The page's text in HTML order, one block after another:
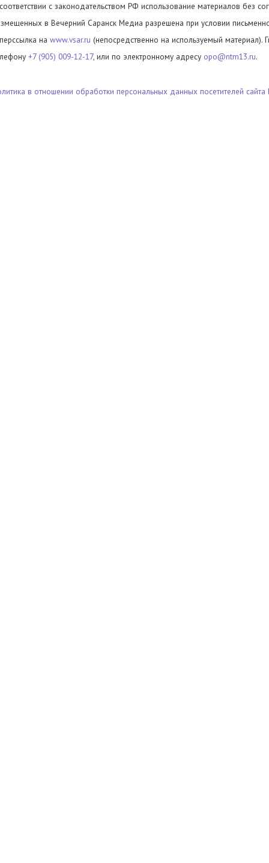
с законодательством РФ использование материалов без
в Вечерний Саранск Медиа разрешена при условии
на www.vsar.ru (непосредственно на используемый материал).
+7 (905) 009-12-17, или по электронному адресу opo@ntm13.ru.
в отношении обработки персональных данных посетителей